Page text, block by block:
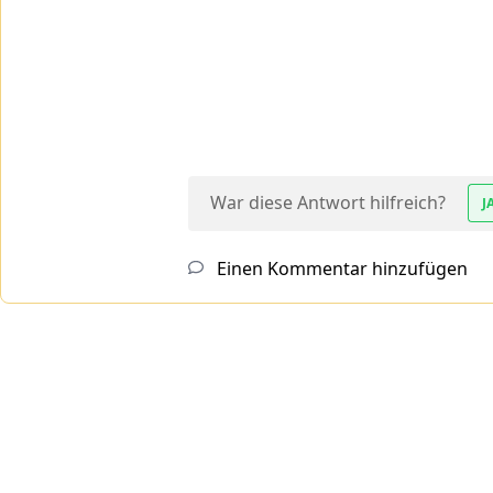
War diese Antwort hilfreich?
Einen Kommentar hinzufügen